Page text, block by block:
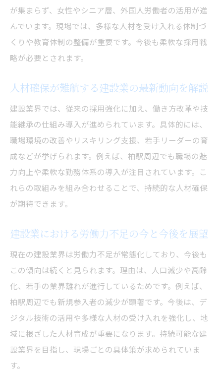
建設業の働き方改革がもたらす変化とは
建設業で実践される働き方改革の具体例紹
介
建設業の職場環境改善と採用効果の関係性
建設業で進む柔軟な働き方と定着率の向上
働き方改革が建設業の魅力を高める理由
柏駅エリアで進む労働環境改善の実践例
柏駅周辺で実施中の建設業労働環境改善策
建設業現場の環境改善が与える好影響を解
説
例
建設業で働きやすい環境作りが注目される
理由
柏駅エリアの建設業が挑戦する新たな試み
建設業界における技術継承と採用戦略の要点
建設業の技術継承が現場力維持に不可欠な
が集まらず、女性やシニア層、外国人労働者の活用が進
んでいます。現場では、多様な人材を受け入れる体制づ
くりや教育体制の整備が重要です。今後も柔軟な採用戦
略が必要とされます。
人材確保が難航する建設業の最新動向を解説
建設業界では、従来の採用強化に加え、働き方改革や技
能継承の仕組み導入が進められています。具体的には、
職場環境の改善やリスキリング支援、若手リーダーの育
成などが挙げられます。例えば、柏駅周辺でも職場の魅
力向上や柔軟な勤務体系の導入が注目されています。こ
れらの取組みを組み合わせることで、持続的な人材確保
が期待できます。
建設業における労働力不足の今と今後を展望
現在の建設業界は労働力不足が常態化しており、今後も
この傾向は続くと見られます。理由は、人口減少や高齢
化、若手の業界離れが進行しているためです。例えば、
柏駅周辺でも新規参入者の減少が顕著です。今後は、デ
ジタル技術の活用や多様な人材の受け入れを強化し、地
域に根ざした人材育成が重要になります。持続可能な建
設業界を目指し、現場ごとの具体策が求められていま
す。